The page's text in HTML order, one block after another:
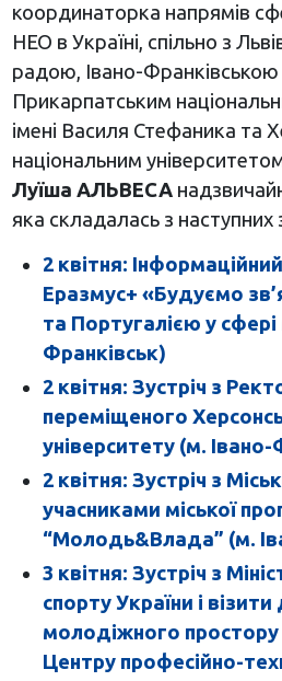
координаторка напрямів
НЕО в Україні, спільно з
радою, Івано-
Прикарпатським
імені Василя Стефаника та
національним
Луїша АЛЬВЕСА
яка складалась з наступних
2 квітня:
Еразмус+ «Будуємо
та Португалією у
Франківськ)
2 квітня: Зустріч з
переміщеного
університету (м. Івано-
2 квітня: Зустріч з
учасниками міської
“Молодь&Влада” (м.
3 квітня: Зустріч з
спорту України і
молодіжного простору
Центру професійно-